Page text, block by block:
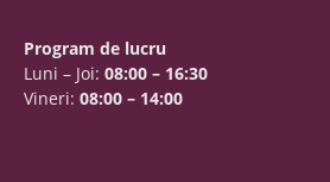
Program de lucru
Luni – Joi: 08:00 – 16:30
Vineri: 08:00 – 14:00